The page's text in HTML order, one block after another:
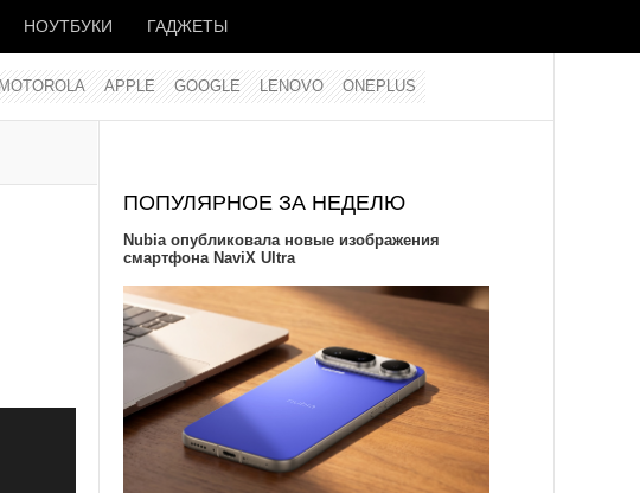
НОУТБУКИ ГАДЖЕТЫ
APPLE GOOGLE LENOVO ONEPLUS
ПОПУЛЯРНОЕ ЗА НЕДЕЛЮ
Nubia опубликовала новые изображения
смартфона NaviX Ultra